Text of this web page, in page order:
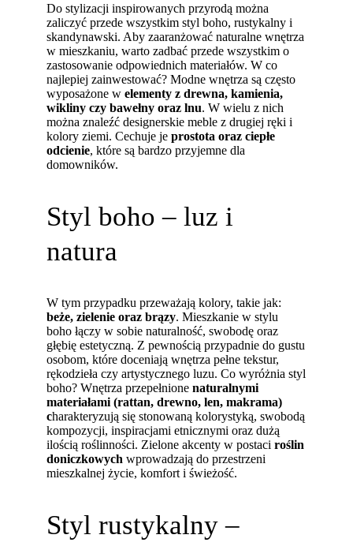
Do stylizacji inspirowanych przyrodą można
zaliczyć przede wszystkim styl boho, rustykalny i
skandynawski. Aby zaaranżować naturalne wnętrza
w mieszkaniu, warto zadbać przede wszystkim o
zastosowanie odpowiednich materiałów. W co
najlepiej zainwestować? Modne wnętrza są często
wyposażone welementy z drewna, kamienia,
wikliny czy bawełny oraz lnu. W wielu z nich
można znaleźć designerskie meble z drugiej ręki i
kolory ziemi. Cechuje jeprostota oraz ciepłe
odcienie, które są bardzo przyjemne dla
domowników.
Styl boho – luz i
natura
W tym przypadku przeważają kolory, takie jak:
beże, zielenie oraz brązy. Mieszkanie w stylu
boho łączy w sobie naturalność, swobodę oraz
głębię estetyczną. Z pewnością przypadnie do gustu
osobom, które doceniają wnętrza pełne tekstur,
rękodzieła czy artystycznego luzu. Co wyróżnia styl
boho? Wnętrza przepełnionenaturalnymi
materiałami (rattan, drewno, len, makrama)
charakteryzują się stonowaną kolorystyką, swobodą
kompozycji, inspiracjami etnicznymi oraz dużą
ilością roślinności. Zielone akcenty w postaciroślin
doniczkowych wprowadzają do przestrzeni
mieszkalnej życie, komfort i świeżość.
Styl rustykalny –